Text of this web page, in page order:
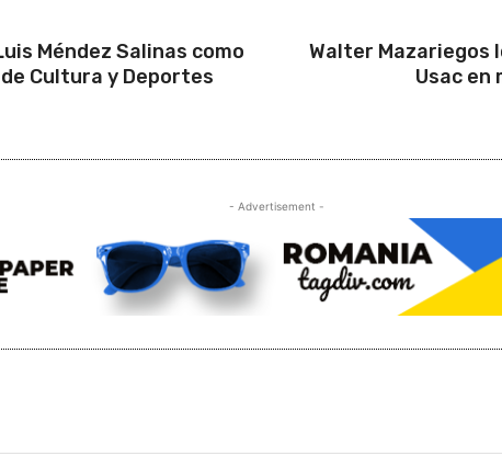
Méndez Salinas como
Cultura y Deportes
Walter Mazariegos
Usac en
- Advertisement -